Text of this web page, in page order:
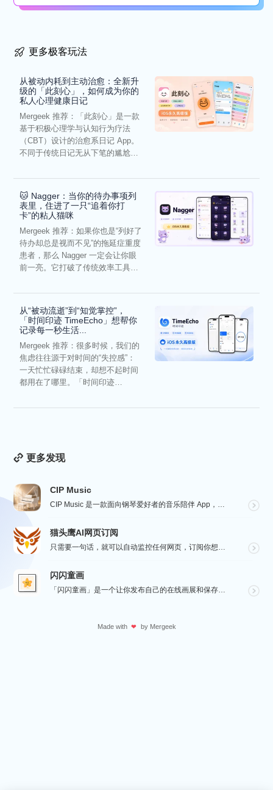
更多极客玩法
从被动内耗到主动治愈：全新升
级的「此刻心」，如何成为你的
私人心理健康日记
Mergeek 推荐：「此刻心」是一款
基于积极心理学与认知行为疗法
（CBT）设计的治愈系日记 App。
不同于传统日记无从下笔的尴尬，
🐱 Nagger：当你的待办事项列
表里，住进了一只“追着你打
卡”的粘人猫咪
Mergeek 推荐：如果你也是“列好了
待办却总是视而不见”的拖延症重度
患者，那么 Nagger 一定会让你眼
前一亮。它打破了传统效率工具冰
从“被动流逝”到“知觉掌控”，
「时间印迹 TimeEcho」想帮你
记录每一秒生活...
Mergeek 推荐：很多时候，我们的
焦虑往往源于对时间的“失控感”：
一天忙忙碌碌结束，却想不起时间
都用在了哪里。「时间印迹
更多发现
CIP Music
CIP Music 是一款面向钢琴爱好者的音乐陪伴 App，收录热门影视、动漫、游戏与最新 K-PO...
猫头鹰AI网页订阅
只需要一句话，就可以自动监控任何网页，订阅你想要的信息。
闪闪童画
「闪闪童画」是一个让你发布自己的在线画展和保存绘画作品的工具。源自于对孩子画作的珍视，它可以将所有的...
Made with ❤ by Mergeek